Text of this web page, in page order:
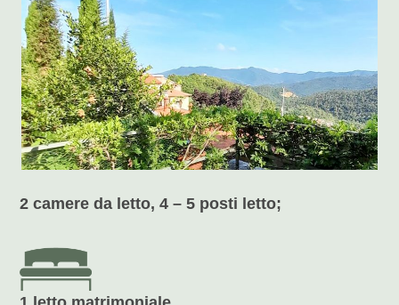
2 camere da letto, 4 – 5 posti letto;